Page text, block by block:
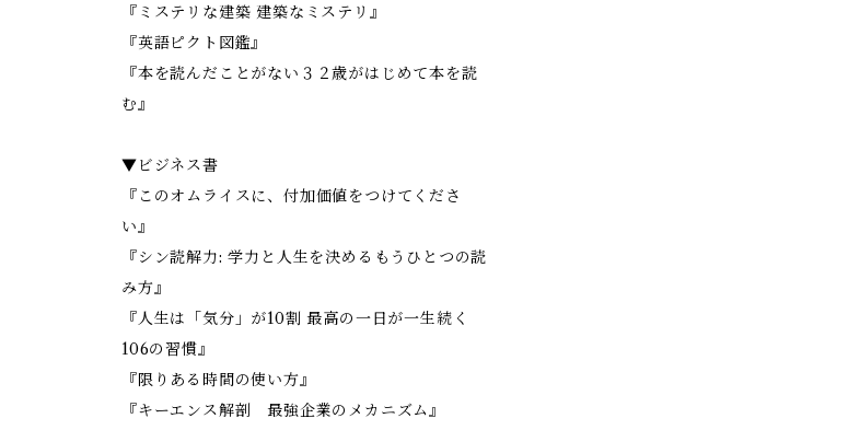
『ミステリな建築 建築なミステリ』
『英語ピクト図鑑』
『本を読んだことがない３２歳がはじめて本を読
む』
▼ビジネス書
『このオムライスに、付加価値をつけてくださ
い』
『シン読解力: 学力と人生を決めるもうひとつの読
み方』
『人生は「気分」が10割 最高の一日が一生続く
106の習慣』
『限りある時間の使い方』
『キーエンス解剖 最強企業のメカニズム』